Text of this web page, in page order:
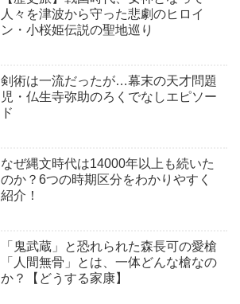
人々を津波から守った悲劇のヒロイ
ン・小桜姫伝説の聖地巡り
剣術は一流だったが…幕末の天才問題
児・仏生寺弥助のろくでなしエピソー
ド
なぜ縄文時代は14000年以上も続いた
のか？6つの時期区分をわかりやすく
紹介！
「鬼武蔵」と恐れられた森長可の愛槍
「人間無骨」とは、一体どんな槍なの
か？【どうする家康】